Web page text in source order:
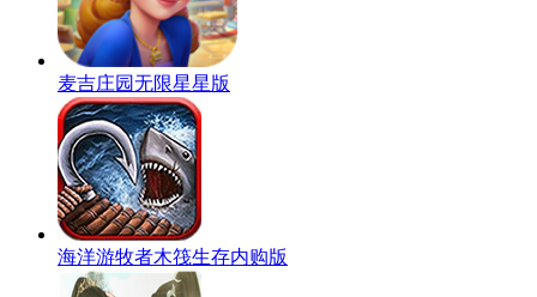
麦吉庄园无限星星版
海洋游牧者木筏生存内购版